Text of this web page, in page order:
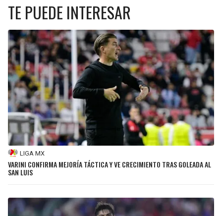
TE PUEDE INTERESAR
LIGA MX
VARINI CONFIRMA MEJORÍA TÁCTICA Y VE CRECIMIENTO TRAS GOLEADA AL
SAN LUIS